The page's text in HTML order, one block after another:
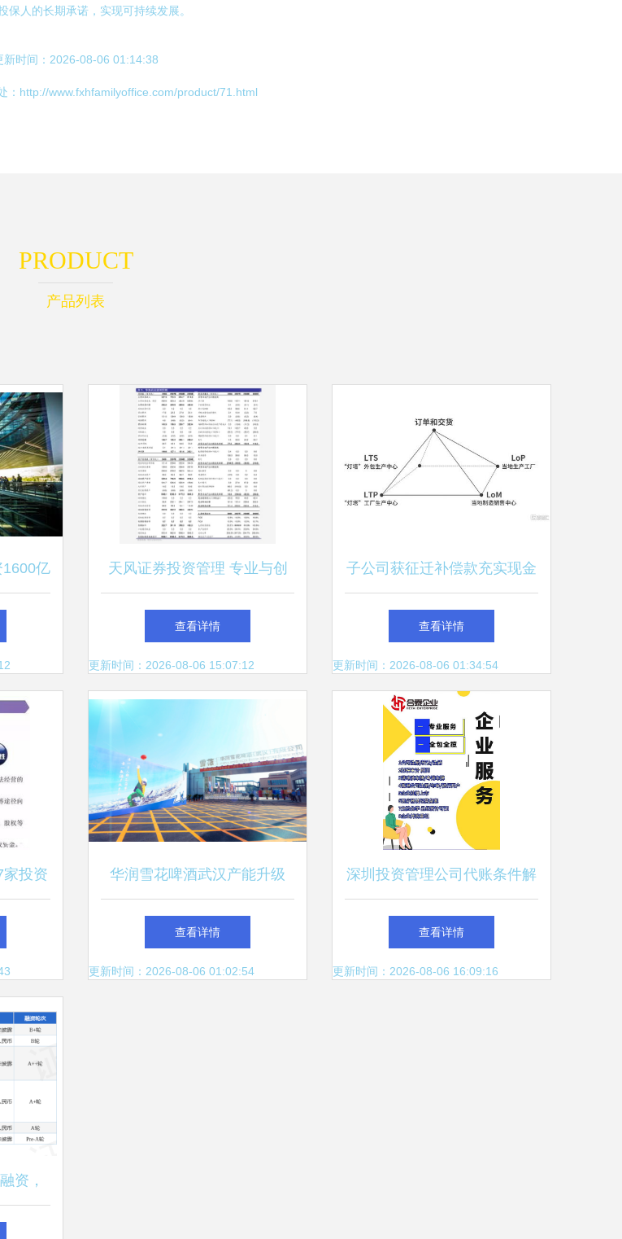
人的长期承诺，实现可持续发展。
新时间：2026-08-06 01:14:38
：http://www.fxhfamilyoffice.com/product/71.html
PRODUCT
产品列表
亿
装孙
的中
天风证券投资管理 专业与创
新的融合之路
查看详情
更新时间：2026-08-06 15:07:12
子公司获征迁补偿款充实现金
流 中集车辆高端制造网络效
用进一步释放
查看详情
更新时间：2026-08-06 01:34:54
投资
就有
华润雪花啤酒武汉产能升级
年产100万KL项目首酒下线，
产能布局再落关键一子
查看详情
更新时间：2026-08-06 01:02:54
深圳投资管理公司代账条件解
析与鹰潭行业资讯
查看详情
更新时间：2026-08-06 16:09:16
资，
动能